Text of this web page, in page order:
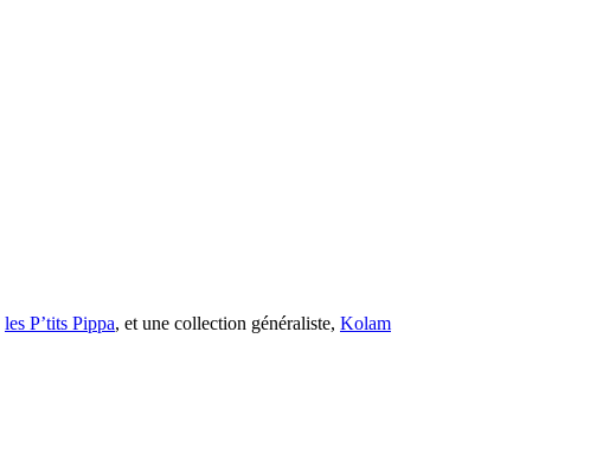
les P’tits Pippa, et une collection généraliste, Kolam